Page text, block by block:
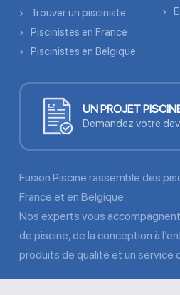
Trouver un pisciniste
Piscinistes en France
Piscinistes en Belgique
UN PROJET
Demandez votre
Fusion Piscine rassemble des
France et en Belgique.
Nos experts vous
de piscine, de la conception à
produits de qualité et un service